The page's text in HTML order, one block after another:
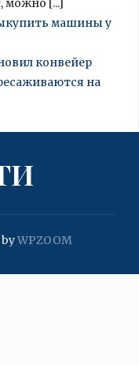
можно [...]
машины у
конвейер
на
WPZOOM